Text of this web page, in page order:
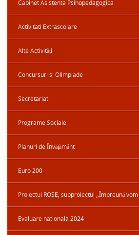
Cabinet Asistenta Psihopedagogica
Activitati Extrascolare
Alte Activități
Concursuri si Olimpiade
Secretariat
Programe Sociale
Planuri de Învățământ
Euro 200
Proiectul ROSE, subproiectul ,,Împreună vom
Evaluare nationala 2024